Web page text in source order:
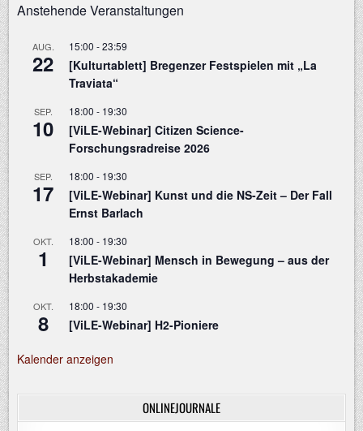
Anstehende Veranstaltungen
AUG.
22
15:00 -23:59
[Kulturtablett] Bregenzer Festspielen mit „La
Traviata“
SEP.
10
18:00 - 19:30
[ViLE-Webinar] Citizen Science-
Forschungsradreise 2026
SEP.
17
18:00 - 19:30
[ViLE-Webinar] Kunst und die NS-Zeit – Der Fall
Ernst Barlach
OKT.
1
18:00 - 19:30
[ViLE-Webinar] Mensch in Bewegung – aus der
Herbstakademie
OKT.
8
18:00 - 19:30
[ViLE-Webinar] H2-Pioniere
Kalender anzeigen
ONLINEJOURNALE